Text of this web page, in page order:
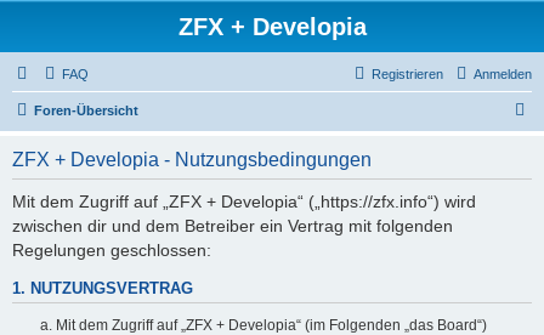
ZFX + Developia
FAQ Anmelden
Registrieren
Foren-Übersicht
ZFX + Developia - Nutzungsbedingungen
Mit dem Zugriff auf „ZFX + Developia“ („https://zfx.info“) wird
zwischen dir und dem Betreiber ein Vertrag mit folgenden
Regelungen geschlossen:
1. NUTZUNGSVERTRAG
Mit dem Zugriff auf „ZFX + Developia“ (im Folgenden „das Board“)